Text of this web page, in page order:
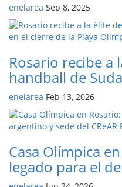
enelarea Sep 8, 2025
Rosario recibe a
handball de
enelarea Feb 13, 2026
Casa Olímpica
legado para el